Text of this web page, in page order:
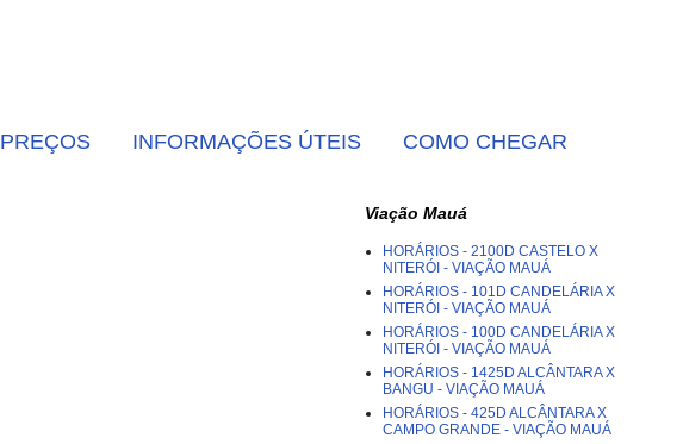
PREÇOS INFORMAÇÕES ÚTEIS COMO CHEGAR
Viação Mauá
HORÁRIOS - 2100D CASTELO X
NITERÓI - VIAÇÃO MAUÁ
HORÁRIOS - 101D CANDELÁRIA X
NITERÓI - VIAÇÃO MAUÁ
HORÁRIOS - 100D CANDELÁRIA X
NITERÓI - VIAÇÃO MAUÁ
HORÁRIOS - 1425D ALCÂNTARA X
BANGU - VIAÇÃO MAUÁ
HORÁRIOS - 425D ALCÂNTARA X
CAMPO GRANDE - VIAÇÃO MAUÁ